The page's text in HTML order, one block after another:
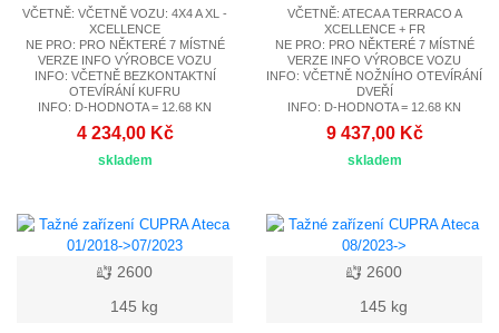
VČETNĚ: VČETNĚ VOZU: 4X4 A XL -
XCELLENCE
NE PRO: PRO NĚKTERÉ 7 MÍSTNÉ
VERZE INFO VÝROBCE VOZU
INFO: VČETNĚ BEZKONTAKTNÍ
OTEVÍRÁNÍ KUFRU
INFO: D-HODNOTA = 12.68 KN
4 234,00 Kč
skladem
VČETNĚ: ATECA A TERRACO A
XCELLENCE + FR
NE PRO: PRO NĚKTERÉ 7 MÍSTNÉ
VERZE INFO VÝROBCE VOZU
INFO: VČETNĚ NOŽNÍHO OTEVÍRÁNÍ
DVEŘÍ
INFO: D-HODNOTA = 12.68 KN
9 437,00 Kč
skladem
2600
145 kg
2600
145 kg